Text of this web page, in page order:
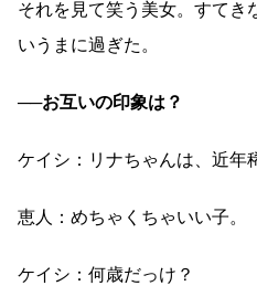
それを見て笑う美女。すてき
いうまに過ぎた。
──お互いの印象は？
ケイシ：リナちゃんは、近年
恵人：めちゃくちゃいい子。
ケイシ：何歳だっけ？